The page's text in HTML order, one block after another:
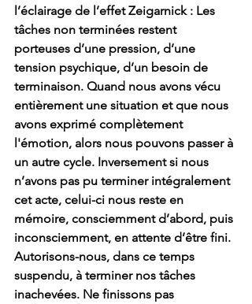
l’éclairage de l’effet Zeigarnick : Les
tâches non terminées restent
porteuses d’une pression, d’une
tension psychique, d’un besoin de
terminaison. Quand nous avons vécu
entièrement une situation et que nous
avons exprimé complètement
l'émotion, alors nous pouvons passer à
un autre cycle. Inversement si nous
n’avons pas pu terminer intégralement
cet acte, celui-ci nous reste en
mémoire, consciemment d’abord, puis
inconsciemment, en attente d’être fini.
Autorisons-nous, dans ce temps
suspendu, à terminer nos tâches
inachevées. Ne finissons pas